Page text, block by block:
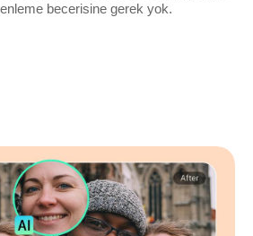
becerisine gerek yok.